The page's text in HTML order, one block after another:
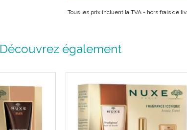
Tous les prix incluent la TVA - hors frais de
Découvrez également